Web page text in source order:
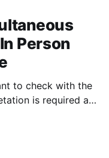
Person
to check with the
is required at
it’s inclusion